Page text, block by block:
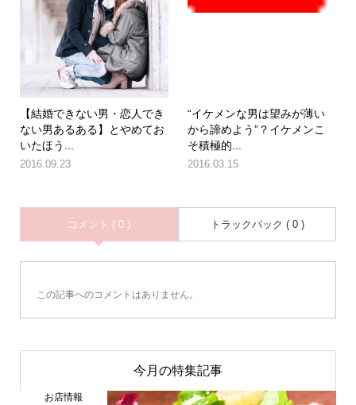
【結婚できない男・恋人でき
ない男あるある】とやめてお
いたほう...
2016.09.23
“イケメンな男は望みが薄い
から諦めよう”？イケメンこ
そ積極的...
2016.03.15
コメント ( 0 ) トラックバック ( 0 )
この記事へのコメントはありません。
今月の特集記事
お店情報